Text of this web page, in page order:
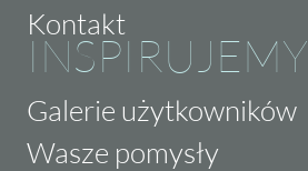
Kontakt
INSPIRUJEMY
Galerie użytkowników
Wasze pomysły